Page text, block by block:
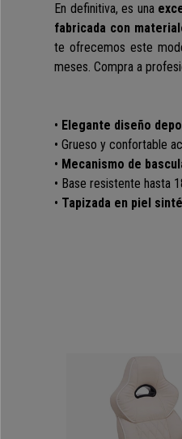
En definitiva, es una
fabricada con
te ofrecemos este
meses. Compra a
• Elegante diseño
• Grueso y confortable
• Mecanismo de
• Base resistente hasta
• Tapizada en piel